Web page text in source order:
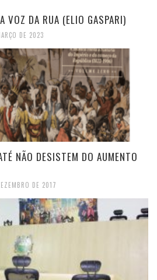
VOZ DA RUA (ELIO GASPARI)
DE 2023
NÃO DESISTEM DO AUMENTO
DE 2017